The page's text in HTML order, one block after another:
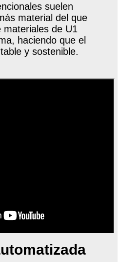
suelen
material del que
materiales de U1
haciendo que el
y sostenible.